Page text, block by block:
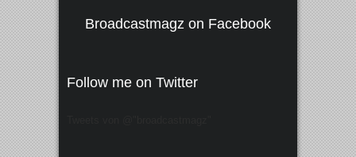
Broadcastmagz on Facebook
Follow me on Twitter